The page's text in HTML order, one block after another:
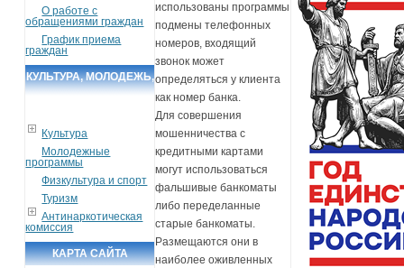
О работе с
обращениями граждан
График приема
граждан
КУЛЬТУРА, МОЛОДЕЖЬ,
Культура
Молодежные
программы
Физкультура и спорт
Туризм
Антинаркотическая
комиссия
КАРТА САЙТА
использованы программы
подмены телефонных
номеров, входящий
звонок может
определяться у клиента
как номер банка.
Для совершения
мошенничества с
кредитными картами
могут использоваться
фальшивые банкоматы
либо переделанные
старые банкоматы.
Размещаются они в
наиболее оживленных